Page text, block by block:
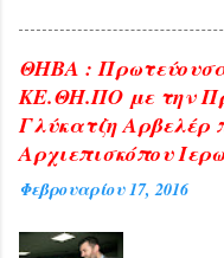
ΘΗΒΑ :
ΚΕ.ΘΗ.ΠΟ με την
Γλύκατζη Αρβελέρ
Αρχιεπισκόπου
Φεβρουαρίου 17, 2016